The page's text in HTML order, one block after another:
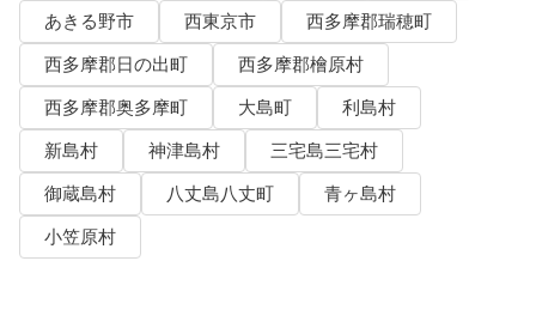
あきる野市
西東京市
西多摩郡瑞穂町
西多摩郡日の出町
西多摩郡檜原村
西多摩郡奥多摩町
大島町
利島村
新島村
神津島村
三宅島三宅村
御蔵島村
八丈島八丈町
青ヶ島村
小笠原村